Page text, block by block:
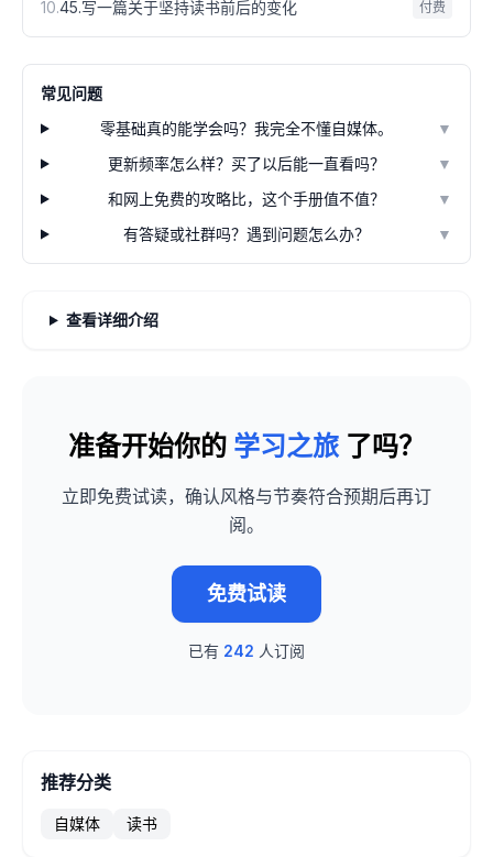
10.45.写一篇关于坚持读书前后的变化 付费
常见问题
零基础真的能学会吗？我完全不懂自媒体。
▼
更新频率怎么样？买了以后能一直看吗？
▼
和网上免费的攻略比，这个手册值不值？
▼
有答疑或社群吗？遇到问题怎么办？
▼
查看详细介绍
准备开始你的 学习之旅 了吗？
立即免费试读，确认风格与节奏符合预期后再订
阅。
免费试读
已有 242 人订阅
推荐分类
自媒体 读书